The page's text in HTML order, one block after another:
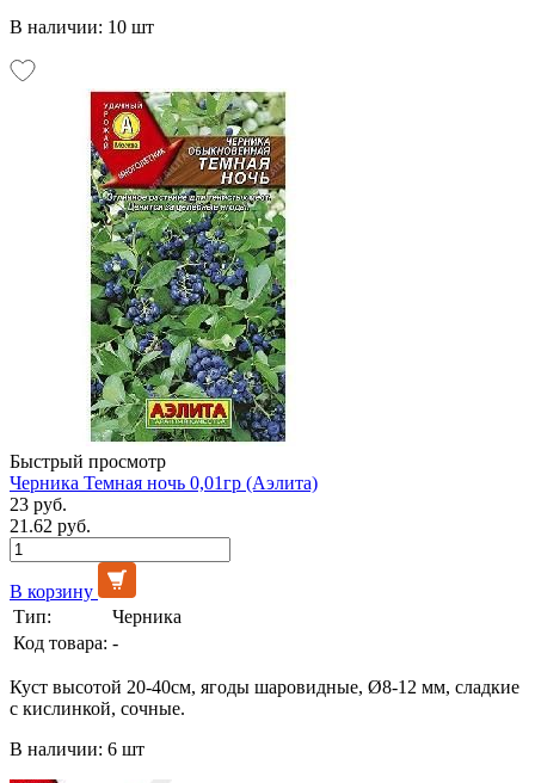
В наличии: 10 шт
Быстрый просмотр
Черника Темная ночь 0,01гр (Аэлита)
23 руб.
21.62 руб.
В корзину
Тип:
Черника
Код товара: -
Куст высотой 20-40см, ягоды шаровидные, Ø8-12 мм, сладкие
с кислинкой, сочные.
В наличии: 6 шт